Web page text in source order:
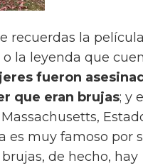
recuerdas la
la leyenda que
fueron
que eran brujas; y
es muy famoso por
de hecho, hay